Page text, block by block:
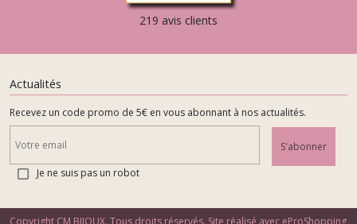
219 avis clients
Actualités
Recevez un code promo de 5€ en vous abonnant à nos actualités.
S'abonner
Je ne suis pas un robot
Copyright CM BIJOUX. Tous droits réservés. Site réalisé avec eProShopping